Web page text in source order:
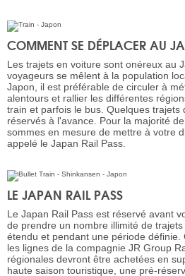
COMMENT SE DÉPLACER AU
Les trajets en voiture sont onéreux au
voyageurs se mêlent à la population
Japon, il est préférable de circuler à
alentours et rallier les différentes
train et parfois le bus. Quelques trajets
réservés à l'avance. Pour la majorité
sommes en mesure de mettre à votre
appelé le Japan Rail Pass.
LE JAPAN RAIL PASS
Le Japan Rail Pass est réservé avant
de prendre un nombre illimité de
étendu et pendant une période définie.
les lignes de la compagnie JR Group
régionales devront être achetées en
haute saison touristique, une pré-